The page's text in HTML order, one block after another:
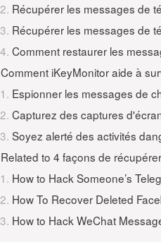
Récupérer les messages de
Récupérer les messages de
Comment restaurer les
Comment iKeyMonitor aide à
Espionner les messages de
Capturez des captures
Soyez alerté des activités
Related to 4 façons de
How to Hack Someone’s
How To Recover Deleted
How to Hack WeChat